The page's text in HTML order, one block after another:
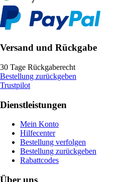
Versand und Rückgabe
30 Tage Rückgaberecht
Bestellung zurückgeben
Trustpilot
Dienstleistungen
Mein Konto
Hilfecenter
Bestellung verfolgen
Bestellung zurückgeben
Rabattcodes
Über uns